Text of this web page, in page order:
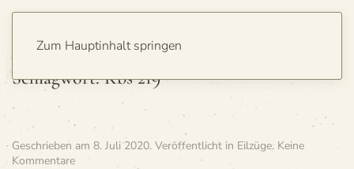
Zum Hauptinhalt springen
Schlagwort:Kbs 219
Geschrieben am 8. Juli 2020. Veröffentlicht in Eilzüge. Keine
Kommentarezu